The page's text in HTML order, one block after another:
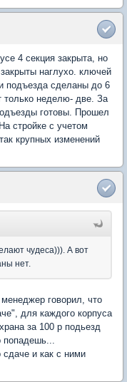
4 секция закрыта, но
наглухо. ключей
подъезда сделаны до 6
только неделю- две. За
готовы. Прошел
стройке с учетом
крупных изменений
чудеса))). А вот
нет.
говорил, что
для каждого корпуса
за 100 р подьезд
сдаче и как с ними